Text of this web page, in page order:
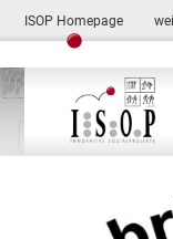
ISOP Homepage